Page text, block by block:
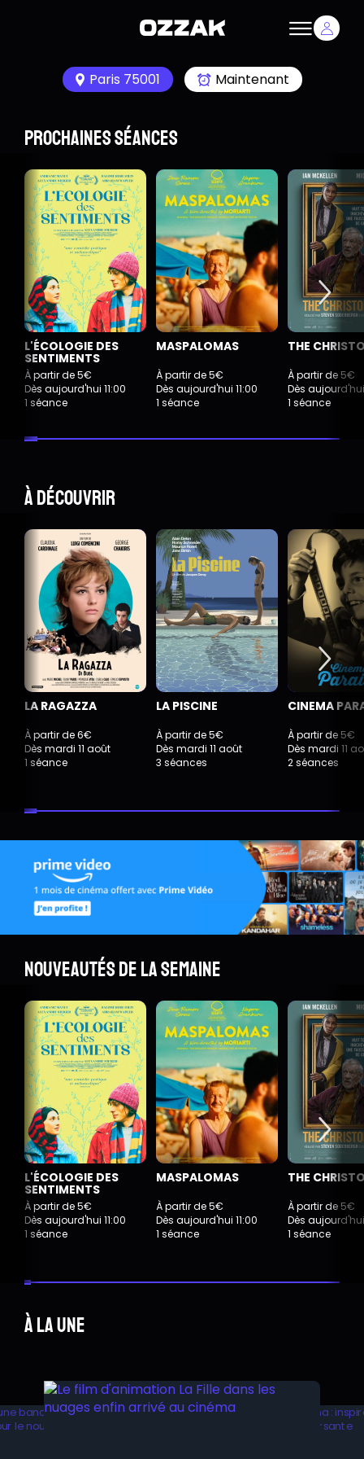
Paris 75001 Maintenant
Prochaines séances
L'ÉCOLOGIE DES
SENTIMENTS
À partir de 5€
Dès aujourd'hui 11:00
1 séance
MASPALOMAS
À partir de 5€
Dès aujourd'hui 11:00
1 séance
THE
À partir de 5€
Dès aujourd'hui
1 séance
À découvrir
LA RAGAZZA
À partir de 6€
Dès mardi 11 août
1 séance
LA PISCINE
À partir de 5€
Dès mardi 11 août
3 séances
CINEMA
À partir de 5€
Dès mardi 11
2 séances
Nouveautés de la semaine
L'ÉCOLOGIE DES
SENTIMENTS
À partir de 5€
Dès aujourd'hui 11:00
1 séance
MASPALOMAS
À partir de 5€
Dès aujourd'hui 11:00
1 séance
THE
À partir de 5€
Dès aujourd'hui
1 séance
À la une